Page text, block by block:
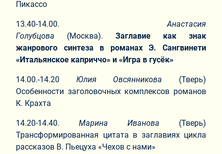
Пикассо
13.40-14.00.Анастасия
Голубцова (Москва). Заглавие как знак
жанрового синтеза в романах Э. Сангвинети
«Итальянское каприччо» и «Игра в гусёк»
14.00.-14.20 Юлия Овсянникова (Тверь)
Особенности заголовочных комплексов романов
К. Крахта
14.20-14.40. Марина Иванова (Тверь)
Трансформированная цитата в заглавиях цикла
рассказов В. Пьецуха «Чехов с нами»